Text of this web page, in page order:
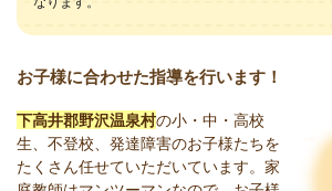
お子様に合わせた指導を行います！
下高井郡野沢温泉村の小・中・高校
生、不登校、発達障害のお子様たちを
たくさん任せていただいています。家